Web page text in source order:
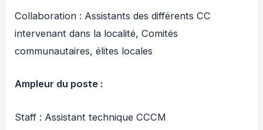
Collaboration : Assistants des différents CC
intervenant dans la localité, Comités
communautaires, élites locales
Ampleur du poste :
Staff : Assistant technique CCCM